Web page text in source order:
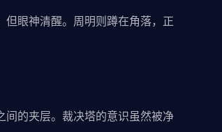
眼神清醒。周明则蹲在角落，正
的夹层。裁决塔的意识虽然被净